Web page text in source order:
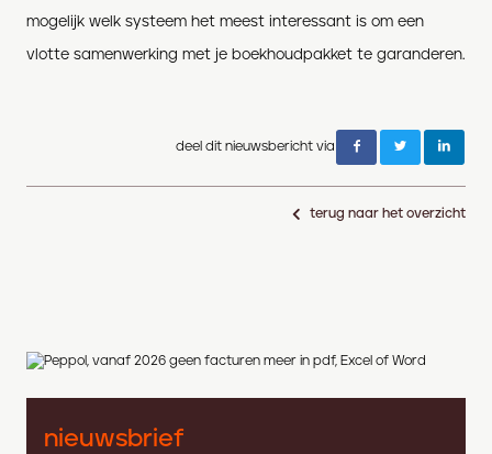
mogelijk welk systeem het meest interessant is om een
vlotte samenwerking met je boekhoudpakket te garanderen.
deel dit nieuwsbericht via
terug naar het overzicht
nieuwsbrief